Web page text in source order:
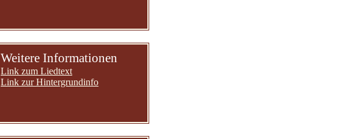
Weitere Informationen
Link zum Liedtext
Link zur Hintergrundinfo